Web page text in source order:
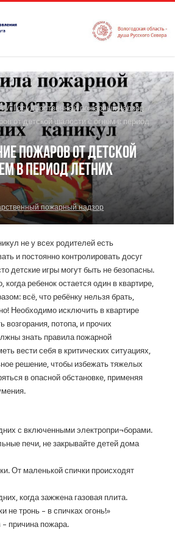
/ Государственный пожарный надзор /
от детской шалости с огнем в период
пожаров от детской
в период летних
пожарный надзор
не у всех родителей есть
и постоянно контролировать досуг
детские игры могут быть не безопасны.
ребенок остается один в квартире,
всё, что ребёнку нельзя брать,
Необходимо исключить в квартире
потопа, и прочих
знать правила пожарной
вести себя в критических ситуациях,
решение, чтобы избежать тяжелых
в опасной обстановке, применяя
с включенными электропри¬борами.
печи, не закрывайте детей дома
От маленькой спички происходят
когда зажжена газовая плита.
не тронь – в спичках огонь!»
причина пожара.